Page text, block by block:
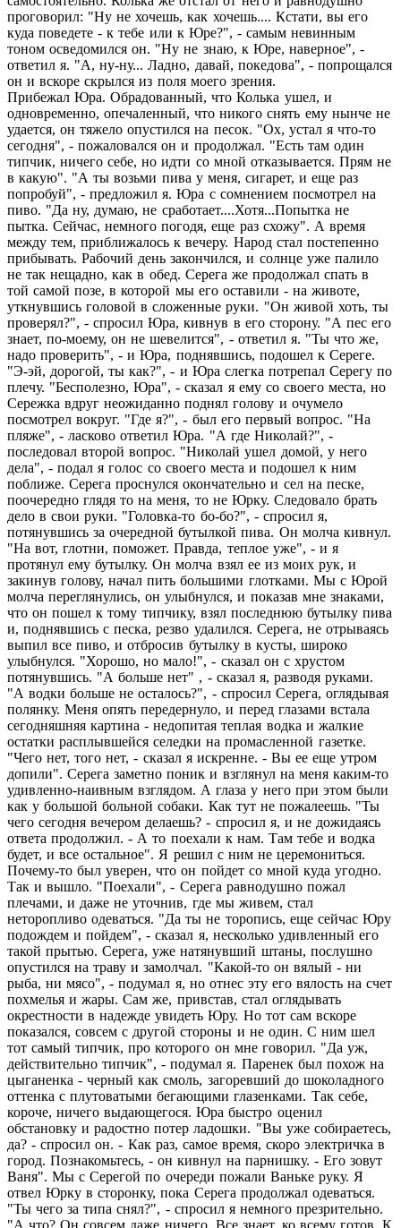
проговорил: "Ну не хочешь, как хочешь.... Кстати, вы его
куда поведете - к тебе или к Юре?", - самым невинным
тоном осведомился он. "Ну не знаю, к Юре, наверное", -
ответил я. "А, ну-ну... Ладно, давай, покедова", - попрощался
он и вскоре скрылся из поля моего зрения.
Прибежал Юра. Обрадованный, что Колька ушел, и
одновременно, опечаленный, что никого снять ему нынче не
удается, он тяжело опустился на песок. "Ох, устал я что-то
сегодня", - пожаловался он и продолжал. "Есть там один
типчик, ничего себе, но идти со мной отказывается. Прям не
в какую". "А ты возьми пива у меня, сигарет, и еще раз
попробуй", - предложил я. Юра с сомнением посмотрел на
пиво. "Да ну, думаю, не сработает....Хотя...Попытка не
пытка. Сейчас, немного погодя, еще раз схожу". А время
между тем, приближалось к вечеру. Народ стал постепенно
прибывать. Рабочий день закончился, и солнце уже палило
не так нещадно, как в обед. Серега же продолжал спать в
той самой позе, в которой мы его оставили - на животе,
уткнувшись головой в сложенные руки. "Он живой хоть, ты
проверял?", - спросил Юра, кивнув в его сторону. "А пес его
знает, по-моему, он не шевелится", - ответил я. "Ты что же,
надо проверить", - и Юра, поднявшись, подошел к Сереге.
"Э-эй, дорогой, ты как?", - и Юра слегка потрепал Серегу по
плечу. "Бесполезно, Юра", - сказал я ему со своего места, но
Сережка вдруг неожиданно поднял голову и очумело
посмотрел вокруг. "Где я?", - был его первый вопрос. "На
пляже", - ласково ответил Юра. "А где Николай?", -
последовал второй вопрос. "Николай ушел домой, у него
дела", - подал я голос со своего места и подошел к ним
поближе. Серега проснулся окончательно и сел на песке,
поочередно глядя то на меня, то не Юрку. Следовало брать
дело в свои руки. "Головка-то бо-бо?", - спросил я,
потянувшись за очередной бутылкой пива. Он молча кивнул.
"На вот, глотни, поможет. Правда, теплое уже", - и я
протянул ему бутылку. Он молча взял ее из моих рук, и
закинув голову, начал пить большими глотками. Мы с Юрой
молча переглянулись, он улыбнулся, и показав мне знаками,
что он пошел к тому типчику, взял последнюю бутылку пива
и, поднявшись с песка, резво удалился. Серега, не отрываясь
выпил все пиво, и отбросив бутылку в кусты, широко
улыбнулся. "Хорошо, но мало!", - сказал он с хрустом
потянувшись. "А больше нет" , - сказал я, разводя руками.
"А водки больше не осталось?", - спросил Серега, оглядывая
полянку. Меня опять передернуло, и перед глазами встала
сегодняшняя картина - недопитая теплая водка и жалкие
остатки расплывшейся селедки на промасленной газетке.
"Чего нет, того нет, - сказал я искренне. - Вы ее еще утром
допили". Серега заметно поник и взглянул на меня каким-то
удивленно-наивным взглядом. А глаза у него при этом были
как у большой больной собаки. Как тут не пожалеешь. "Ты
чего сегодня вечером делаешь? - спросил я, и не дожидаясь
ответа продолжил. - А то поехали к нам. Там тебе и водка
будет, и все остальное". Я решил с ним не церемониться.
Почему-то был уверен, что он пойдет со мной куда угодно.
Так и вышло. "Поехали", - Серега равнодушно пожал
плечами, и даже не уточнив, где мы живем, стал
неторопливо одеваться. "Да ты не торопись, еще сейчас Юру
подождем и пойдем", - сказал я, несколько удивленный его
такой прытью. Серега, уже натянувший штаны, послушно
опустился на траву и замолчал. "Какой-то он вялый - ни
рыба, ни мясо", - подумал я, но отнес эту его вялость на счет
похмелья и жары. Сам же, привстав, стал оглядывать
окрестности в надежде увидеть Юру. Но тот сам вскоре
показался, совсем с другой стороны и не один. С ним шел
тот самый типчик, про которого он мне говорил. "Да уж,
действительно типчик", - подумал я. Паренек был похож на
цыганенка - черный как смоль, загоревший до шоколадного
оттенка с плутоватыми бегающими глазенками. Так себе,
короче, ничего выдающегося. Юра быстро оценил
обстановку и радостно потер ладошки. "Вы уже собираетесь,
да? - спросил он. - Как раз, самое время, скоро электричка в
город. Познакомьтесь, - он кивнул на парнишку. - Его зовут
Ваня". Мы с Серегой по очереди пожали Ваньке руку. Я
отвел Юрку в сторонку, пока Серега продолжал одеваться.
"Ты чего за типа снял?", - спросил я немного презрительно.
"А что? Он совсем даже ничего. Все знает, ко всему готов. К